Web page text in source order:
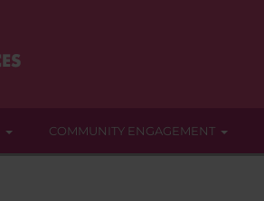
COMMUNITY ENGAGEMENT